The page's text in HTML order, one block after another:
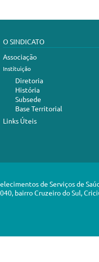
O SINDICATO
Associação
Instituição
Diretoria
História
Subsede
Base Territorial
Links Úteis
de Serviços de
bairro Cruzeiro do Sul,